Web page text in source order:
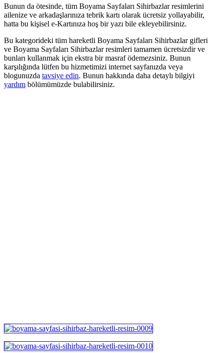
Bunun da ötesinde, tüm Boyama Sayfaları Sihirbazlar resimlerini
ailenize ve arkadaşlarınıza tebrik kartı olarak ücretsiz yollayabilir,
hatta bu kişisel e-Kartınıza hoş bir yazı bile ekleyebilirsiniz.
Bu kategorideki tüm hareketli Boyama Sayfaları Sihirbazlar gifleri
ve Boyama Sayfaları Sihirbazlar resimleri tamamen ücretsizdir ve
bunları kullanmak için ekstra bir masraf ödemezsiniz. Bunun
karşılığında lütfen bu hizmetimizi internet sayfanızda veya
blogunuzda tavsiye edin. Bunun hakkında daha detaylı bilgiyi
yardım bölümümüzde bulabilirsiniz.